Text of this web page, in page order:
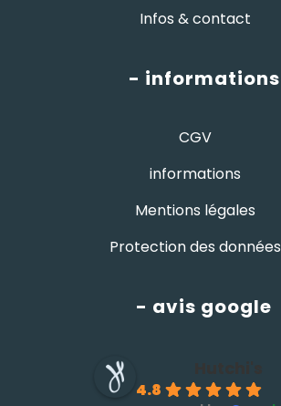
Infos & contact
- informations
CGV
informations
Mentions légales
Protection des données
- avis google
4.8